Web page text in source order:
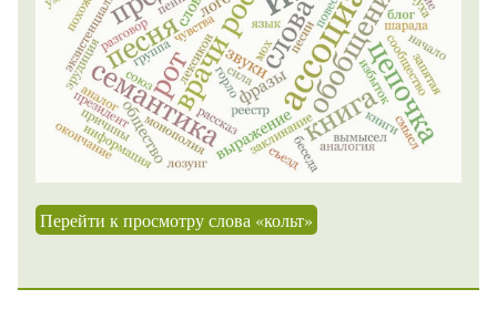
Перейти к просмотру слова «кольт»